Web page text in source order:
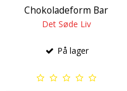
Chokoladeform Bar
Det Søde Liv
På lager